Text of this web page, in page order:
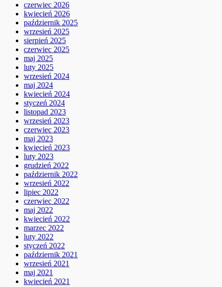
czerwiec 2026
kwiecień 2026
październik 2025
wrzesień 2025
sierpień 2025
czerwiec 2025
maj 2025
luty 2025
wrzesień 2024
maj 2024
kwiecień 2024
styczeń 2024
listopad 2023
wrzesień 2023
czerwiec 2023
maj 2023
kwiecień 2023
luty 2023
grudzień 2022
październik 2022
wrzesień 2022
lipiec 2022
czerwiec 2022
maj 2022
kwiecień 2022
marzec 2022
luty 2022
styczeń 2022
październik 2021
wrzesień 2021
maj 2021
kwiecień 2021